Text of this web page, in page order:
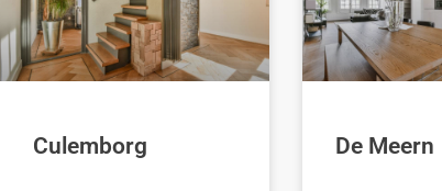
Culemborg De Meern